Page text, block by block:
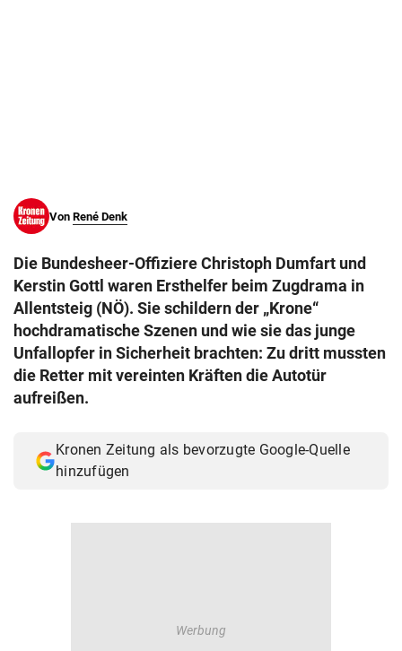
Von René Denk
Die Bundesheer-Offiziere Christoph Dumfart und
Kerstin Gottl waren Ersthelfer beim Zugdrama in
Allentsteig (NÖ). Sie schildern der „Krone“
hochdramatische Szenen und wie sie das junge
Unfallopfer in Sicherheit brachten: Zu dritt mussten
die Retter mit vereinten Kräften die Autotür
aufreißen.
Kronen Zeitung als bevorzugte Google-Quelle
hinzufügen